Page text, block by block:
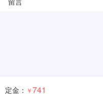
定金： ￥741